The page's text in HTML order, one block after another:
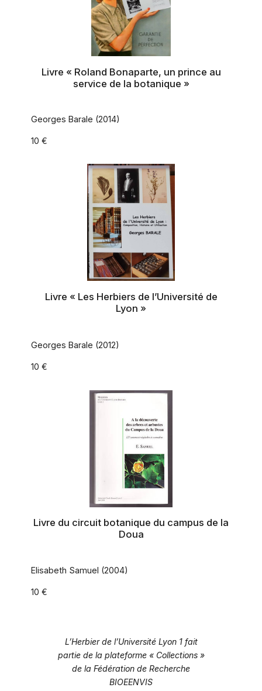
Livre « Roland Bonaparte, un prince au
service de la botanique »
Georges Barale (2014)
10 €
Livre « Les Herbiers de l’Université de
Lyon »
Georges Barale (2012)
10 €
Livre du circuit botanique du campus de la
Doua
Elisabeth Samuel (2004)
10 €
L’Herbier de l’Université Lyon 1 fait
partie de la plateforme « Collections »
de la Fédération de Recherche
BIOEENVIS